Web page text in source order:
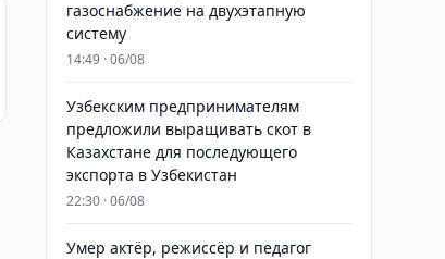
газоснабжение на двухэтапную
систему
14:49 · 06/08
Узбекским предпринимателям
предложили выращивать скот в
Казахстане для последующего
экспорта в Узбекистан
22:30 · 06/08
Умер актёр, режиссёр и педагог